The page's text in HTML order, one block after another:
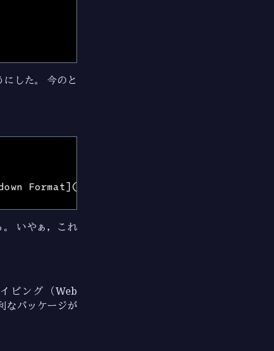
した。 今のと
いやぁ，これ
ピング（Web
なパッケージが